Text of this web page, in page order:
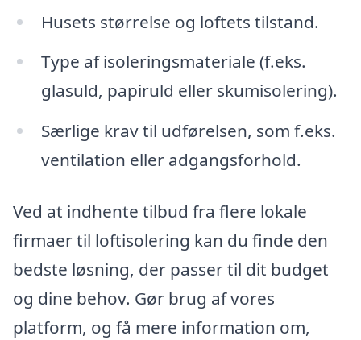
Husets størrelse og loftets tilstand.
Type af isoleringsmateriale (f.eks.
glasuld, papiruld eller skumisolering).
Særlige krav til udførelsen, som f.eks.
ventilation eller adgangsforhold.
Ved at indhente tilbud fra flere lokale
firmaer til loftisolering kan du finde den
bedste løsning, der passer til dit budget
og dine behov. Gør brug af vores
platform, og få mere information om,